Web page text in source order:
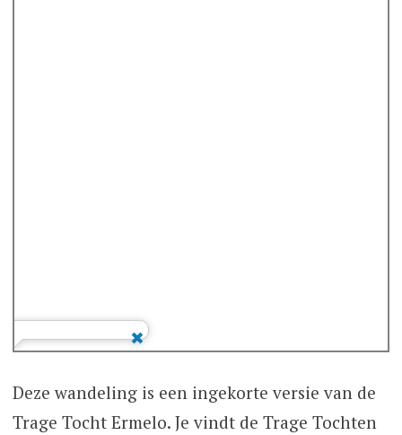
Deze wandeling is een ingekorte versie van de
Trage Tocht Ermelo. Je vindt de Trage Tochten